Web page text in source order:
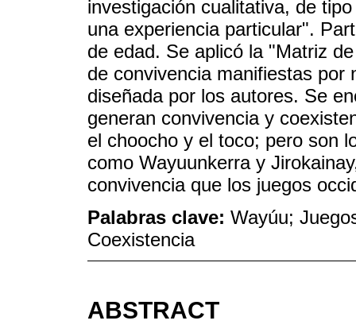
investigación cualitativa, de
una experiencia particular".
de edad. Se aplicó la "Matriz
de convivencia manifiestas por
diseñada por los autores. Se
generan convivencia y
el choocho y el toco; pero son
como Wayuunkerra y
convivencia que los juegos
Palabras clave: Wayúu;
Coexistencia
ABSTRACT